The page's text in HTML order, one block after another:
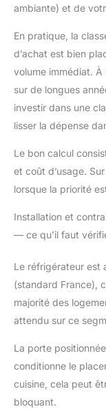
ambiante) et de
En pratique, la
d’achat est bien
volume immédiat. À
sur de longues
investir dans une
lisser la dépense
Le bon calcul
et coût d’usage.
lorsque la priorité
Installation et
— ce qu’il faut
Le réfrigérateur est
(standard France),
majorité des
attendu sur ce
La porte
conditionne le
cuisine, cela peut
bloquant.